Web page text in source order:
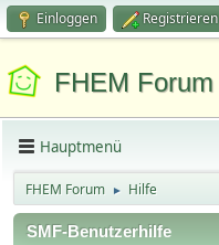
Einloggen Registrieren
FHEM Forum
Hauptmenü
FHEM Forum ► Hilfe
SMF-Benutzerhilfe